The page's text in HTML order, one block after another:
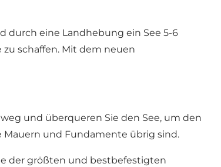
durch eine Landhebung ein See 5-6
schaffen. Mit dem neuen
und überqueren Sie den See, um den
Mauern und Fundamente übrig sind.
der größten und bestbefestigten